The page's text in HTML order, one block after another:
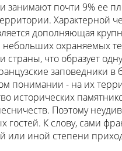
занимают почти 9% ее
Характерной
дополняющая
небольших охраняемых
что образует
заповедники
понимании - на их
исторических
Поэтому
гостей. К слову, сами
или иной степени